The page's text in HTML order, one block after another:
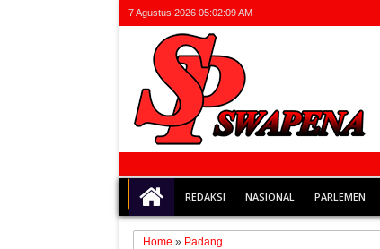
7 Agustus 2026 05:02:10 AM
REDAKSI NASIONAL PARLEMEN
Home » Padang